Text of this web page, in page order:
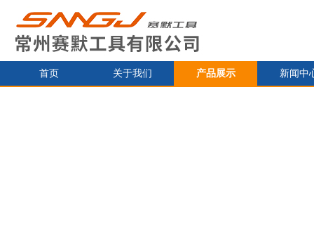
首页 关于我们 产品展示 新闻中